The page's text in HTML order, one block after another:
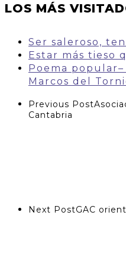
LOS MÁS
Ser saleroso,
Estar más tieso
Poema
Marcos del
Previous Post
Cantabria
Next PostGAC